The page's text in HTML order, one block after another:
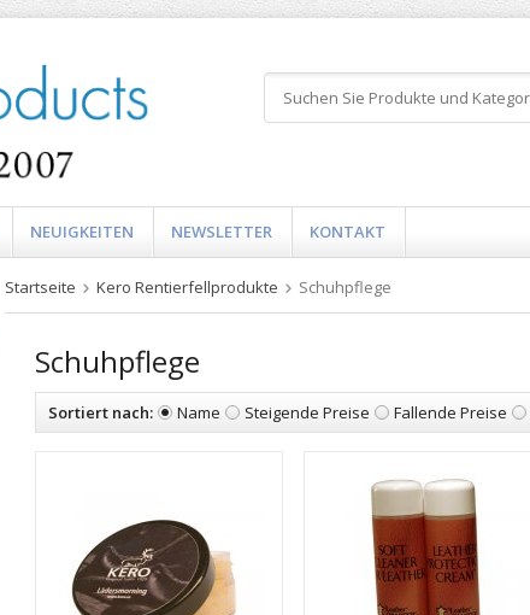
NEUIGKEITEN NEWSLETTER KONTAKT
Startseite Kero Rentierfellprodukte Schuhpflege
Schuhpflege
Sortiert nach: Name Steigende Preise Fallende Preise